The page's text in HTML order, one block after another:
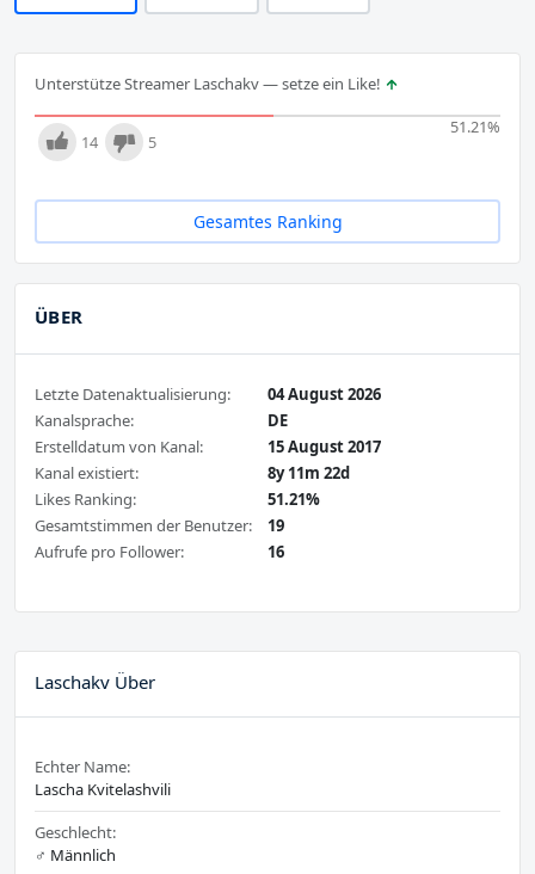
Unterstütze Streamer Laschakv — setze ein Like!
51.21%
14 5
Gesamtes Ranking
ÜBER
Letzte Datenaktualisierung:
04 August 2026
Kanalsprache:
DE
Erstelldatum von Kanal:
15 August 2017
Kanal existiert:
8y 11m 22d
Likes Ranking:
51.21%
Gesamtstimmen der Benutzer:
19
Aufrufe pro Follower:
16
Laschakv Über
Echter Name:
Lascha Kvitelashvili
Geschlecht:
♂️ Männlich